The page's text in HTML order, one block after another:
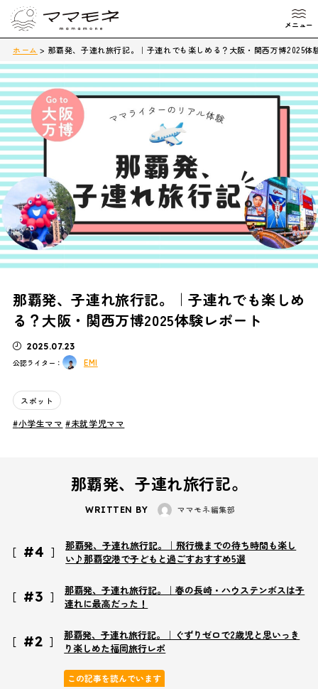
ホーム > 那覇発、子連れ旅行記。｜子連れでも楽しめる？大阪・関西万博2025体
那覇発、子連れ旅行記。｜子連れでも楽しめ
る？大阪・関西万博2025体験レポート
2025.07.23
公認ライター：
EMI
スポット
小学生ママ 未就学児ママ
那覇発、子連れ旅行記。
WRITTEN BY ママモネ編集部
#4
那覇発、子連れ旅行記。｜飛行機までの待ち時間も楽し
い♪那覇空港で子どもと過ごすおすすめ5選
#3
那覇発、子連れ旅行記。｜春の長崎・ハウステンボスは子
連れに最高だった！
#2
那覇発、子連れ旅行記。｜ぐずりゼロで2歳児と思いっき
り楽しめた福岡旅行レポ
この記事を読んでいます